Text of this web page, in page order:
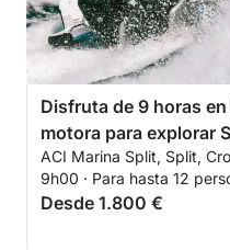
Disfruta de 9 horas
motora para explorar
ACI Marina Split, Split,
9h00 · Para hasta 12
Desde 1.800 €